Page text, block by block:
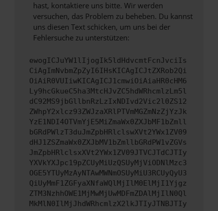
hast, kontaktiere uns bitte. Wir werden
versuchen, das Problem zu beheben. Du kannst
uns diesen Text schicken, um uns bei der
Fehlersuche zu unterstützen:
ewogICJuYW1lIjogIk5ldHdvcmtFcnJvciIs
CiAgImNvbmZpZyI6IHsKICAgICJtZXRob2Qi
OiAiR0VUIiwKICAgICJ1cmwiOiAiaHR0cHM6
Ly9hcGkueC5ha3MtcHJvZC5hdWRhcmlzLm5l
dC92MS9jbGllbnRzLzIxNDIvd2Vic2l0ZS12
ZWhpY2xlcz93ZWJzaXRlPTVmMGZmNzZjYzJk
YzE1NDI4OTVmYjE5MiZmaWx0ZXJbMF1bZmll
bGRdPWlzT3duJmZpbHRlclswXVt2YWx1ZV09
dHJ1ZSZmaWx0ZXJbMV1bZmllbGRdPW1vZGVs
JmZpbHRlclsxXVt2YWx1ZV09JTVCJTdCJTIy
YXVkYXJpc19pZCUyMiUzQSUyMjViODNlMzc3
OGE5YTUyMzAyNTAwMWNmOSUyMiU3RCUyQyU3
QiUyMmF1ZGFyaXNfaWQlMjIlM0ElMjI1Yjgz
ZTM3NzhhOWE1MjMwMjUwMDFmZDAlMjIlN0Ql
MkMlN0IlMjJhdWRhcmlzX2lkJTIyJTNBJTIy